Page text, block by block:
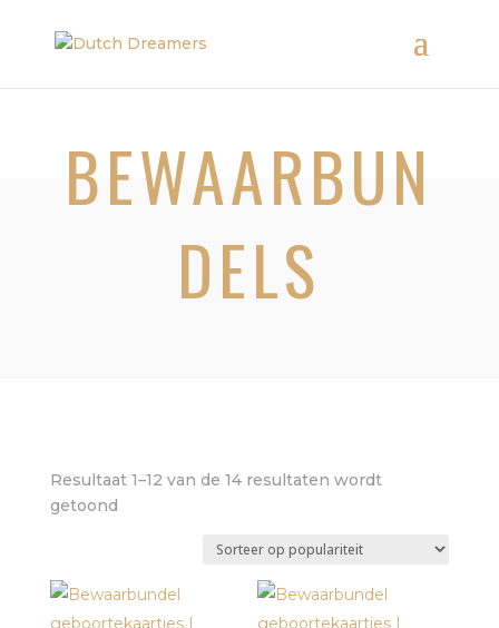
BEWAARBUN
DELS
Resultaat 1–12 van de 14 resultaten wordt
getoondGesorteerd